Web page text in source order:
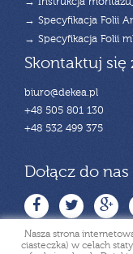
→ Instrukcja
→ Specyfikacja Folii
→ Specyfikacja Folii
Skontaktuj się
biuro@dekea.pl
+48 505 801 130
+48 532 499 375
Dołącz do nas
Nasza strona
ciasteczka) w celach